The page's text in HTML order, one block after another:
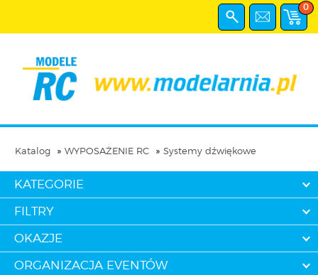
0
Katalog WYPOSAŻENIE RC Systemy dźwiękowe
KATEGORIE
FILTRY
OKAZJE
ORGANIZACJA EVENTÓW